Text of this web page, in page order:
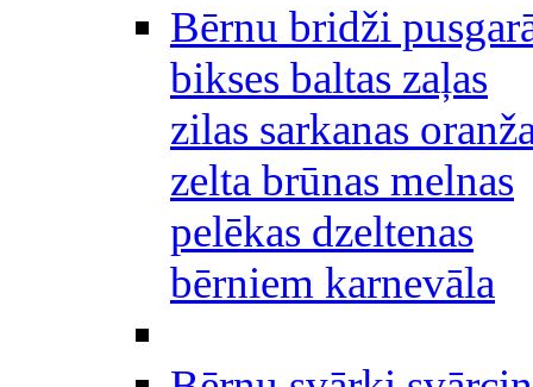
Bērnu bridži
bikses baltas zaļas
zilas sarkanas
zelta brūnas melnas
pelēkas dzeltenas
bērniem karnevāla